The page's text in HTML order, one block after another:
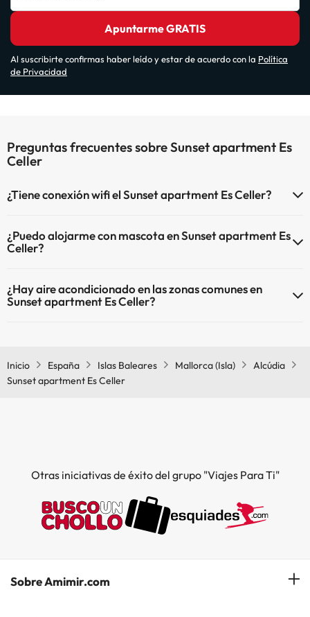
Apuntarme GRATIS
Al suscribirte confirmas haber leído y estar de acuerdo con la Política
de Privacidad
Preguntas frecuentes sobre Sunset apartment Es
Celler
¿Tiene conexión wifi el Sunset apartment Es Celler?
¿Puedo alojarme con mascota en Sunset apartment Es
Celler?
¿Hay aire acondicionado en las zonas comunes en
Sunset apartment Es Celler?
Inicio
España Islas Baleares Mallorca (Isla)
Alcúdia
Sunset apartment Es Celler
Otras iniciativas de éxito del grupo "Viajes Para Ti"
Sobre Amimir.com